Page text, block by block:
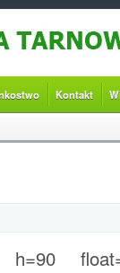
Kontakt